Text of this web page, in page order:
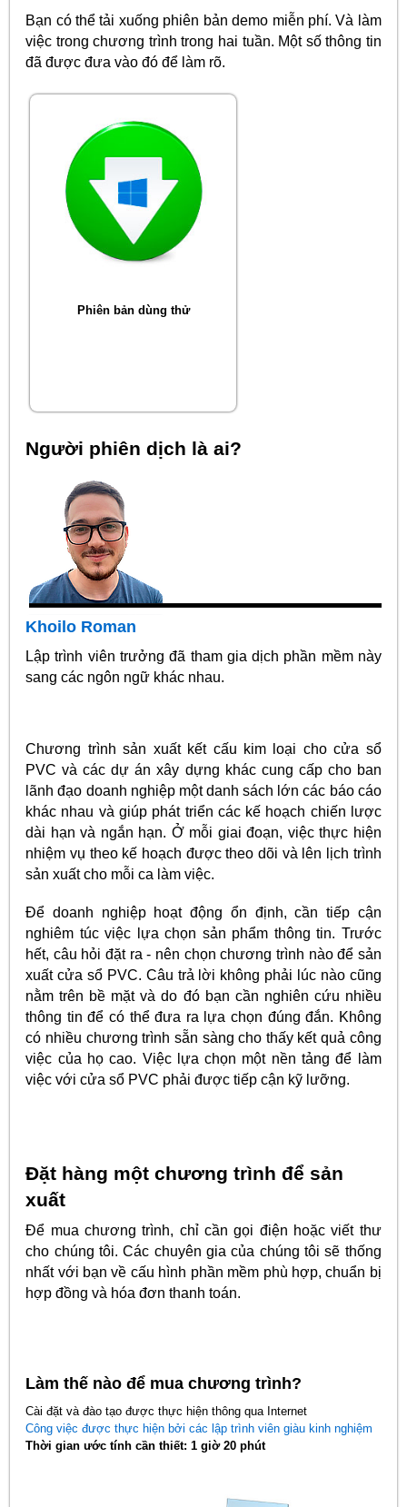
Bạn có thể tải xuống phiên bản demo miễn phí. Và làm
việc trong chương trình trong hai tuần. Một số thông tin
đã được đưa vào đó để làm rõ.
Phiên bản dùng thử
Người phiên dịch là ai?
Khoilo Roman
Lập trình viên trưởng đã tham gia dịch phần mềm này
sang các ngôn ngữ khác nhau.
Chương trình sản xuất kết cấu kim loại cho cửa sổ
PVC và các dự án xây dựng khác cung cấp cho ban
lãnh đạo doanh nghiệp một danh sách lớn các báo cáo
khác nhau và giúp phát triển các kế hoạch chiến lược
dài hạn và ngắn hạn. Ở mỗi giai đoạn, việc thực hiện
nhiệm vụ theo kế hoạch được theo dõi và lên lịch trình
sản xuất cho mỗi ca làm việc.
Để doanh nghiệp hoạt động ổn định, cần tiếp cận
nghiêm túc việc lựa chọn sản phẩm thông tin. Trước
hết, câu hỏi đặt ra - nên chọn chương trình nào để sản
xuất cửa sổ PVC. Câu trả lời không phải lúc nào cũng
nằm trên bề mặt và do đó bạn cần nghiên cứu nhiều
thông tin để có thể đưa ra lựa chọn đúng đắn. Không
có nhiều chương trình sẵn sàng cho thấy kết quả công
việc của họ cao. Việc lựa chọn một nền tảng để làm
việc với cửa sổ PVC phải được tiếp cận kỹ lưỡng.
Đặt hàng một chương trình để sản
xuất
Để mua chương trình, chỉ cần gọi điện hoặc viết thư
cho chúng tôi. Các chuyên gia của chúng tôi sẽ thống
nhất với bạn về cấu hình phần mềm phù hợp, chuẩn bị
hợp đồng và hóa đơn thanh toán.
Làm thế nào để mua chương trình?
Cài đặt và đào tạo được thực hiện thông qua Internet
Công việc được thực hiện bởi các lập trình viên giàu kinh nghiệm
Thời gian ước tính cần thiết: 1 giờ 20 phút